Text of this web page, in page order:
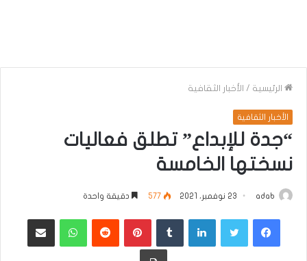
الرئيسية / الأخبار الثقافية
الأخبار الثقافية
“جدة للإبداع” تطلق فعاليات
نسختها الخامسة
adab 23 نوفمبر، 2021 577 دقيقة واحدة
فيسبوكتويتر لينكدإن ‏Tumblr بينتيريست
‏Reddit واتساب مشاركة عبر البريد
طباعة